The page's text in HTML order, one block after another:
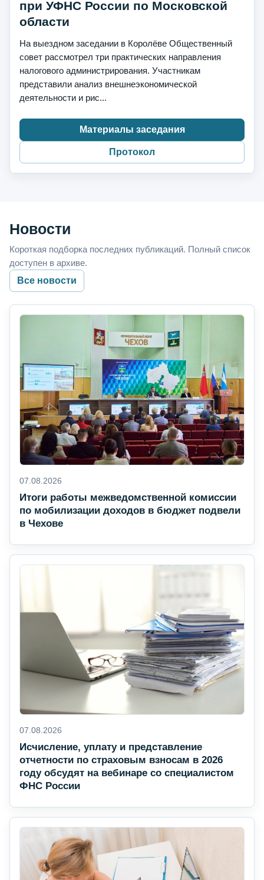
при УФНС России по Московской
области
На выездном заседании в Королёве Общественный
совет рассмотрел три практических направления
налогового администрирования. Участникам
представили анализ внешнеэкономической
деятельности и рис...
Материалы заседания
Протокол
Новости
Короткая подборка последних публикаций. Полный список
доступен в архиве.
Все новости
07.08.2026
Итоги работы межведомственной комиссии
по мобилизации доходов в бюджет подвели
в Чехове
07.08.2026
Исчисление, уплату и представление
отчетности по страховым взносам в 2026
году обсудят на вебинаре со специалистом
ФНС России